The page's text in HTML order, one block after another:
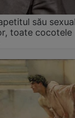
său
toate cocotele